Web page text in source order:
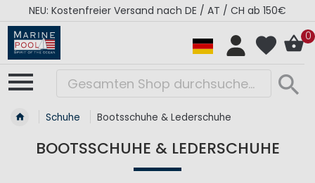
NEU: Kostenfreier Versand nach DE / AT / CH ab 150€
0
Schuhe Bootsschuhe & Lederschuhe
BOOTSSCHUHE & LEDERSCHUHE